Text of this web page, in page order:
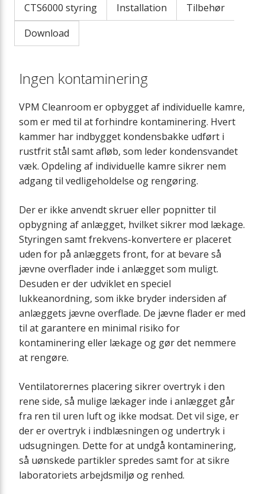
CTS6000 styring
Installation
Tilbehør
Download
Ingen kontaminering
VPM Cleanroom er opbygget af individuelle kamre,
som er med til at forhindre kontaminering. Hvert
kammer har indbygget kondensbakke udført i
rustfrit stål samt afløb, som leder kondensvandet
væk. Opdeling af individuelle kamre sikrer nem
adgang til vedligeholdelse og rengøring.
Der er ikke anvendt skruer eller popnitter til
opbygning af anlægget, hvilket sikrer mod lækage.
Styringen samt frekvens-konvertere er placeret
uden for på anlæggets front, for at bevare så
jævne overflader inde i anlægget som muligt.
Desuden er der udviklet en speciel
lukkeanordning, som ikke bryder indersiden af
anlæggets jævne overflade. De jævne flader er med
til at garantere en minimal risiko for
kontaminering eller lækage og gør det nemmere
at rengøre.
Ventilatorernes placering sikrer overtryk i den
rene side, så mulige lækager inde i anlægget går
fra ren til uren luft og ikke modsat. Det vil sige, er
der er overtryk i indblæsningen og undertryk i
udsugningen. Dette for at undgå kontaminering,
så uønskede partikler spredes samt for at sikre
laboratoriets arbejdsmiljø og renhed.